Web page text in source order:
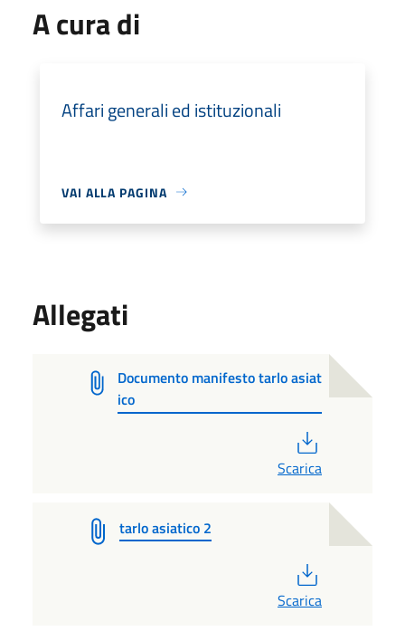
A cura di
Affari generali ed istituzionali
VAI ALLA PAGINA
Allegati
Documento manifesto tarlo asiat
ico
Scarica
tarlo asiatico 2
Scarica